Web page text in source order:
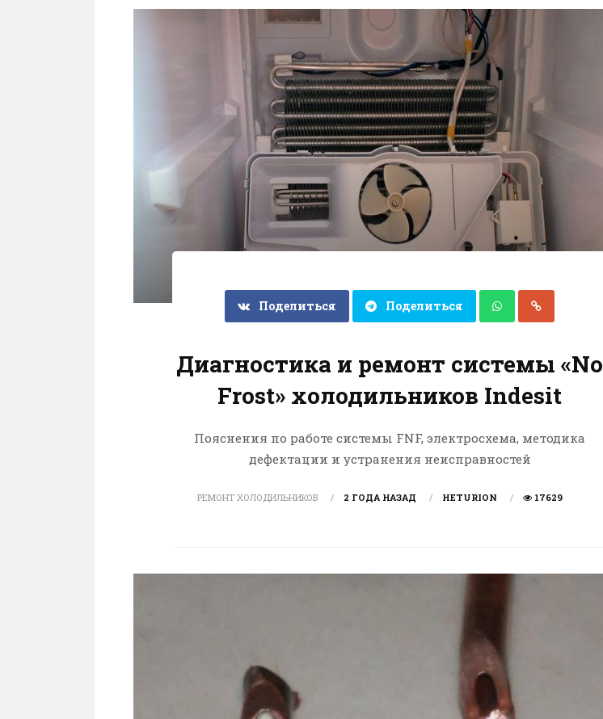
Поделиться Поделиться
Диагностика и ремонт системы «No
Frost» холодильников Indesit
Пояснения по работе системы FNF, электросхема, методика
дефектации и устранения неисправностей
РЕМОНТ ХОЛОДИЛЬНИКОВ 2 ГОДА НАЗАД HETURION 17629